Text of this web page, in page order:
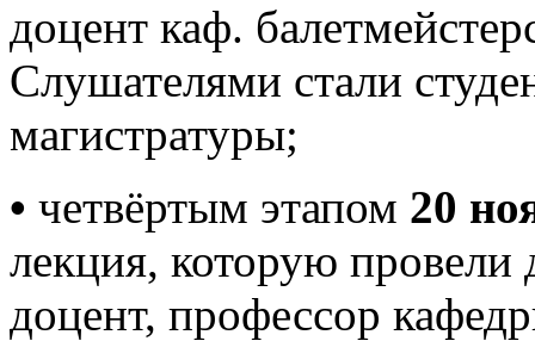
доцент каф.
Слушателями стали
магистратуры;
• четвёртым этапом 20
лекция, которую провели
доцент, профессор